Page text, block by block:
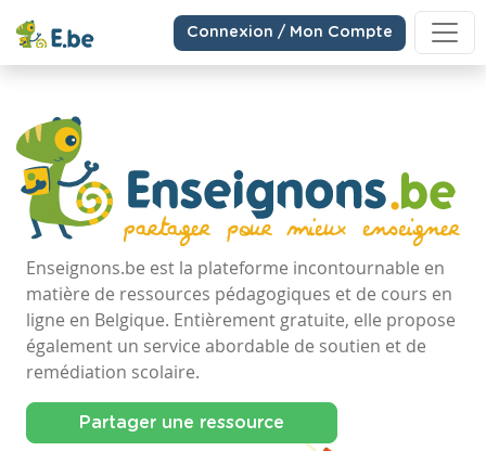
Connexion / Mon Compte
Enseignons.be est la plateforme incontournable en
matière de ressources pédagogiques et de cours en
ligne en Belgique. Entièrement gratuite, elle propose
également un service abordable de soutien et de
remédiation scolaire.
Partager une ressource